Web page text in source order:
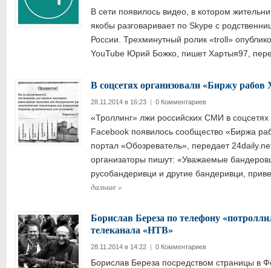
В сети появилось видео, в котором
якобы разговаривает по Skype с
России. Трехминутный ролик «troll»
YouTube Юрий Божко, пишет Хартыя97,
В соцсетях организовали «Биржу рабов
28.11.2014 в 16:23 | 0 Комментариев
«Троллинг» лжи российских СМИ в
Facebook появилось сообщество «Биржа
портал «Обозреватель», передает
организаторы пишут: «Уважаемые
русобандеривци и другие бандеривци,
дальше»
Борислав Береза по телефону
телеканала «НТВ»
28.11.2014 в 14:22 | 0 Комментариев
Борислав Береза посредством страницы в